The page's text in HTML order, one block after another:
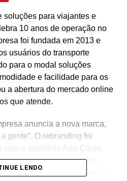
soluções para viajantes e
10 anos de operação no
foi fundada em 2013 e
usuários do transporte
para o modal soluções
e facilidade para os
a abertura do mercado online
que atende.
anuncia a nova marca,
gente”. O rebranding foi
o escritório Ana Couto,
alinhamento entre marca,
e cultura da empresa e
LENDO